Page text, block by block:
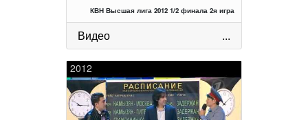
КВН Высшая лига 2012 1/2 финала 2я игра
Видео ...
2012